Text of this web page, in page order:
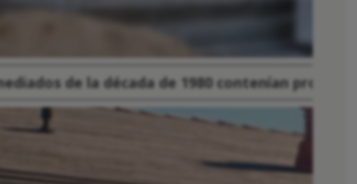
de la década de 1980 contenían